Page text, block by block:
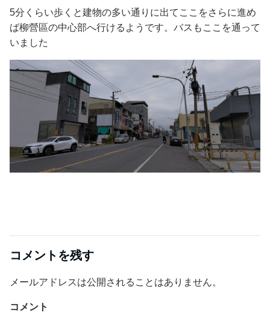
5分くらい歩くと建物の多い通りに出てここをさらに進め
ば柳營區の中心部へ行けるようです。バスもここを通って
いました
コメントを残す
メールアドレスは公開されることはありません。
コメント